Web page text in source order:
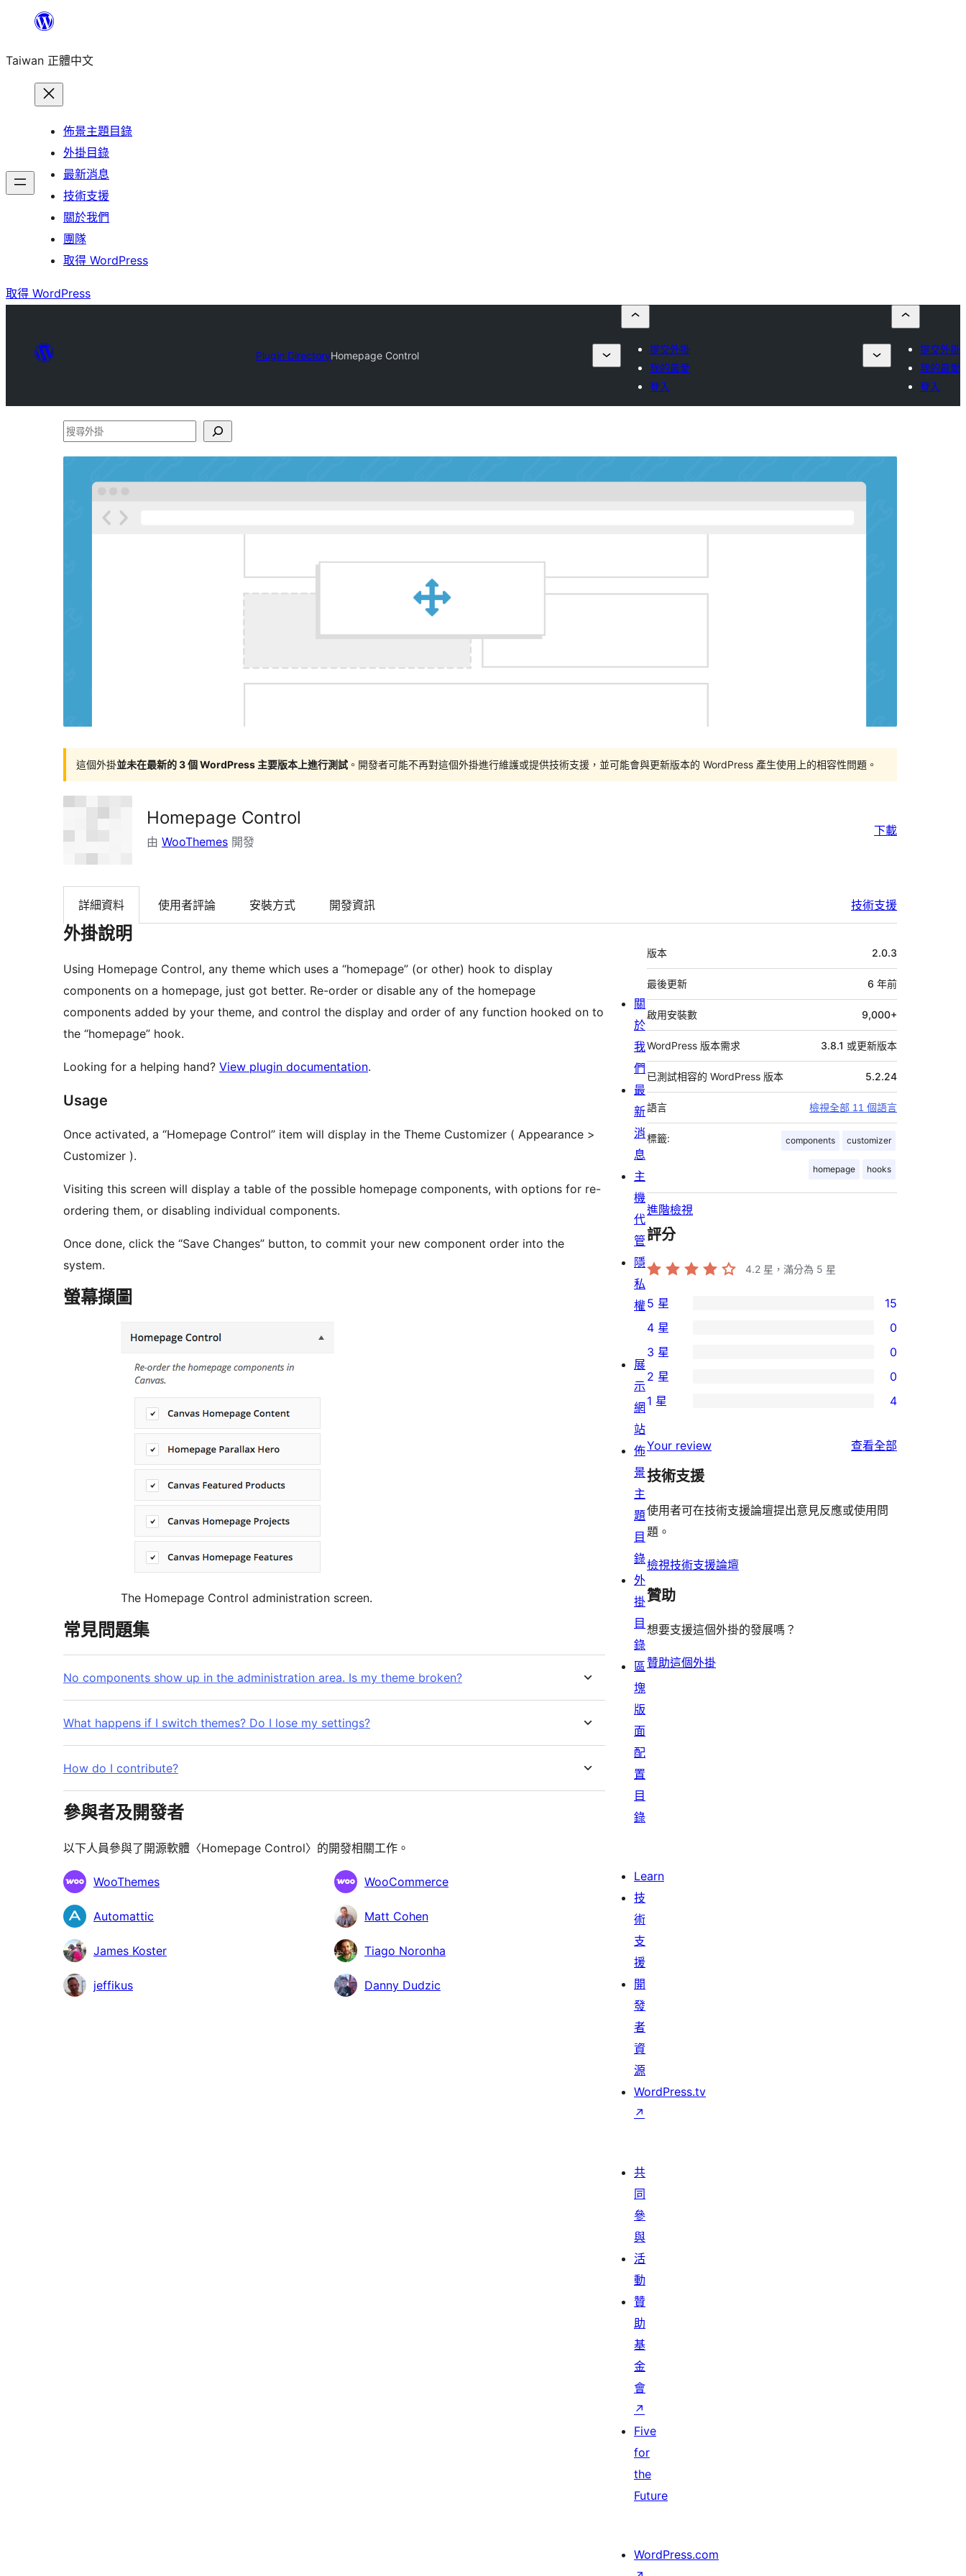
主
Taiwan 正體中文
佈景主題目錄
外掛目錄
最新消息
技術支援
關於我們
團隊
取得 WordPress
取得 WordPress
Plugin DirectoryHomepage Control
提交外掛
我的最愛
登入
提交外掛
我的最愛
登入
搜
這個外掛並未在最新的 3 個 WordPress 主要版本上進行測試 。開發者可能不再對這個外掛進行維護或提供技術支援，並可能會與更新版本的 WordPress 產生使用上的相容性問題。
Homepage Control
由 WooThemes 開發
下載
詳細資料 使用者評論 安裝方式 開發資訊 技術支援
外掛說明
Using Homepage Control, any theme which uses a “homepage” (or other) hook to display
components on a homepage, just got better. Re-order or disable any of the homepage
components added by your theme, and control the display and order of any function hooked on to
the “homepage” hook.
Looking for a helping hand? View plugin documentation.
Usage
Once activated, a “Homepage Control” item will display in the Theme Customizer ( Appearance >
Customizer ).
Visiting this screen will display a table of the possible homepage components, with options for re-
ordering them, or disabling individual components.
Once done, click the “Save Changes” button, to commit your new component order into the
system.
螢幕擷圖
The Homepage Control administration screen.
常見問題集
No components show up in the administration area. Is my theme broken?
What happens if I switch themes? Do I lose my settings?
How do I contribute?
參與者及開發者
以下人員參與了開源軟體〈Homepage Control〉的開發相關工作。
參
與
者
WooThemes WooCommerce
Automattic Matt Cohen
James Koster Tiago Noronha
jeffikus Danny Dudzic
中
繼
資
料
版本 2.0.3
最後更新 6 年前
啟用安裝數 9,000+
WordPress 版本需求 3.8.1 或更新版本
已測試相容的 WordPress 版本 5.2.24
語言 檢視全部 11 個語言
標籤: components customizer
homepage hooks
進階檢視
評分
4.2 星，滿分為 5 星
15
個
5
星
使
者
論
5 星 15
個
4
星
用
者
論
4 星 0
0
個
3
使
用
評
論
3 星 0
個
星
使
者
評
論
2 星 0
1
星
用
者
評
1 星 4
Your review 查看全部
技術支援
使用者可在技術支援論壇提出意見反應或使用問
題。
檢視技術支援論壇
贊助
想要支援這個外掛的發展嗎？
贊助這個外掛
關
於
我
們
最
新
消
息
主
機
代
管
隱
私
權
展
示
網
站
佈
景
主
題
目
錄
外
掛
目
錄
區
塊
版
面
配
置
目
錄
Learn
技
術
支
援
開
發
者
資
源
WordPress.tv
↗
共
同
參
與
活
動
贊
助
基
金
會
↗
Five
for
the
Future
WordPress.com